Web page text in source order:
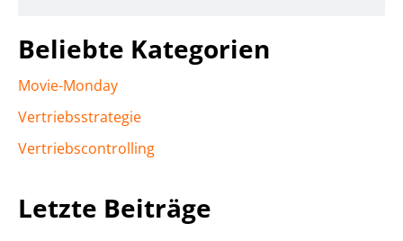
Beliebte Kategorien
Movie-Monday
Vertriebsstrategie
Vertriebscontrolling
Letzte Beiträge